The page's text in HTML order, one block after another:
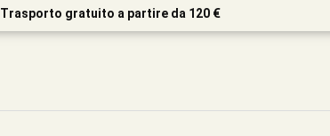
Trasporto gratuito a partire da 120 €